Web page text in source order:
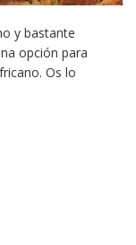
y bastante
opción para
Os lo